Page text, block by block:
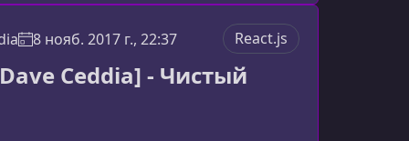
Redux кажется таким
со встроенным состоянием React
Но когда дело доходит до Redux,
с резк
8 нояб. 2017 г., 22:37 React.js
Ceddia] - Чистый